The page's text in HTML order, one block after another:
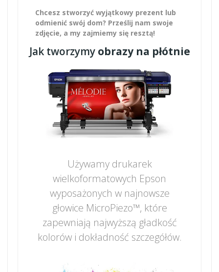
Chcesz stworzyć wyjątkowy prezent lub
odmienić swój dom? Prześlij nam swoje
zdjęcie, a my zajmiemy się resztą!
Jak tworzymyobrazy na płótnie
Używamy drukarek
wielkoformatowych Epson
wyposażonych w najnowsze
głowice MicroPiezo™, które
zapewniają najwyższą gładkość
kolorów i dokładność szczegółów.